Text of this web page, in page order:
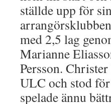
ställde upp för
med 2,5 lag
Marianne
Persson.
ULC och stod
spelade ännu